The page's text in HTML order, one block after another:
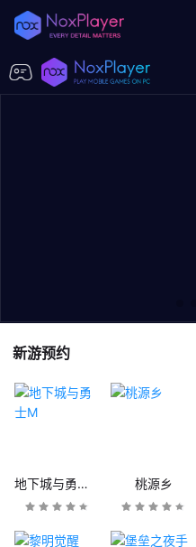
新游预约
地下城与勇士M 桃源乡